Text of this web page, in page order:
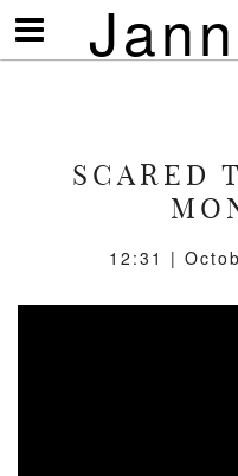
Visa/göm
meny
SCARED
12:31 |